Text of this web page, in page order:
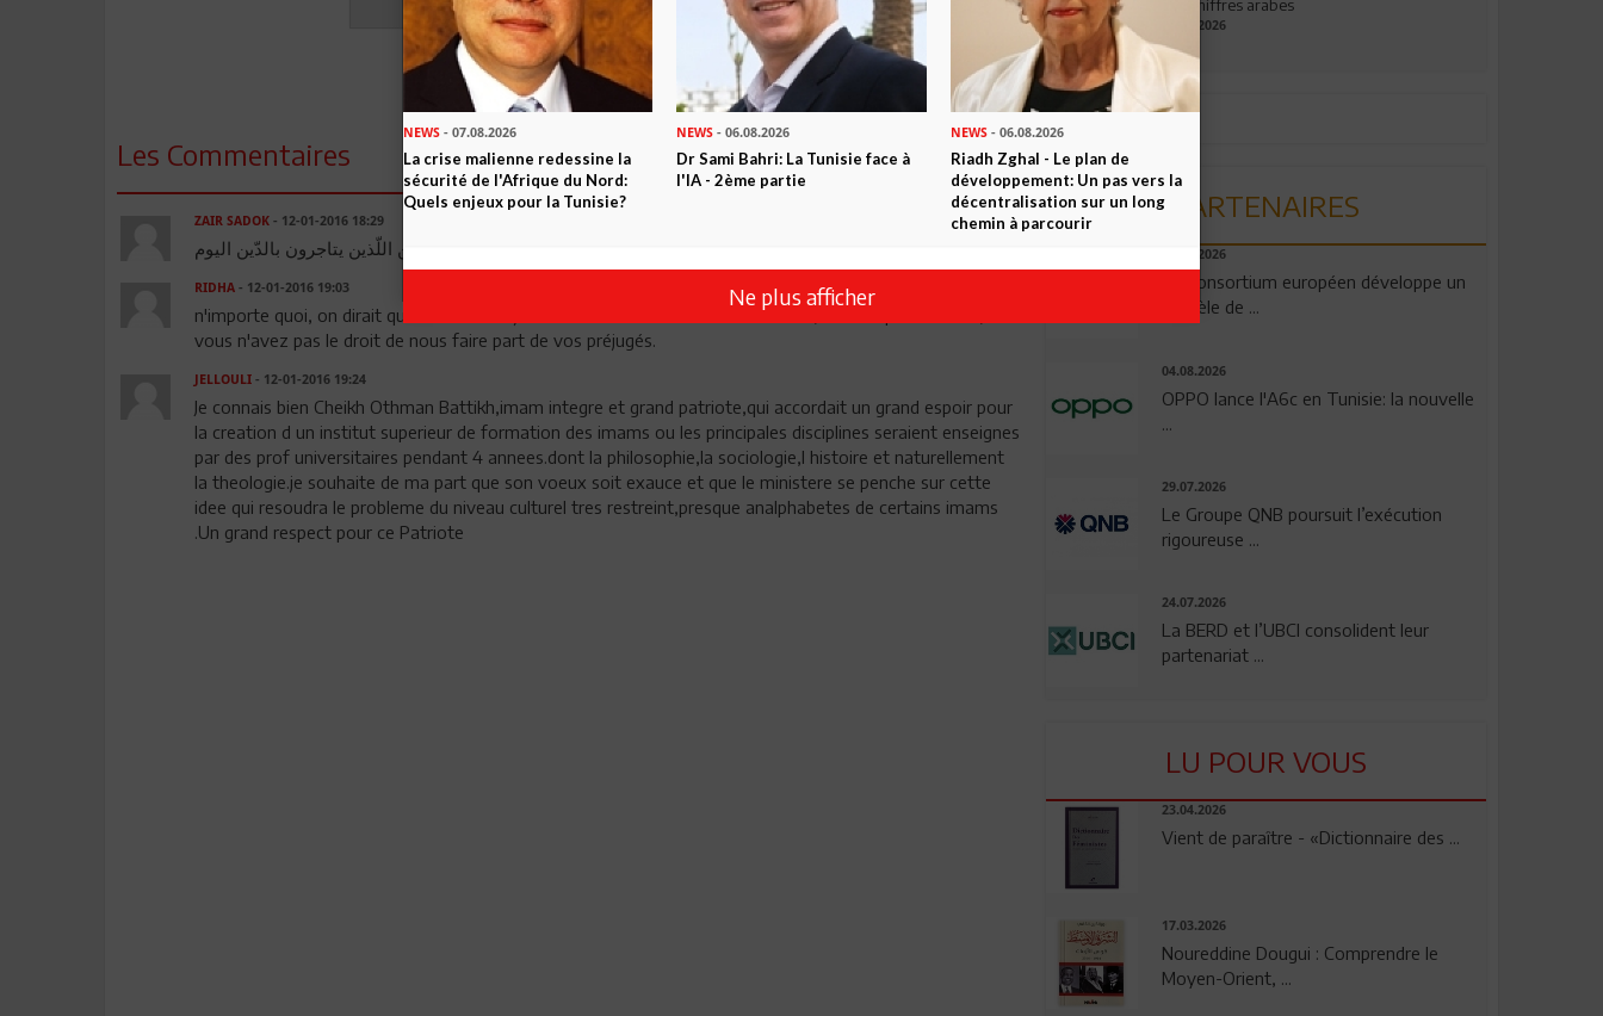
Envoyer
Les Commentaires
ZAIR SADOK- 12-01-2016 18:29
أشرف شخص عرفته في حياتي :سيرة... تربية ...أخلاق....خلق.شتّان بينه وبين المنا فقين اللّذين يتاجرون بالدّين اليوم
RIDHA- 12-01-2016 19:03
n'importe quoi, on dirait que cela vous réjouit d'attiser le feu entre les tunisiens, vous dépasser l'info,
vous n'avez pas le droit de nous faire part de vos préjugés.
JELLOULI- 12-01-2016 19:24
Je connais bien Cheikh Othman Battikh,imam integre et grand patriote,qui accordait un grand espoir pour
la creation d un institut superieur de formation des imams ou les principales disciplines seraient enseignes
par des prof universitaires pendant 4 annees.dont la philosophie,la sociologie,l histoire et naturellement
la theologie.je souhaite de ma part que son voeux soit exauce et que le ministere se penche sur cette
idee qui resoudra le probleme du niveau culturel tres restreint,presque analphabetes de certains imams
.Un grand respect pour ce Patriote
aux chiffres arabes
09.07.2026
PARTENAIRES
06.08.2026
Un consortium européen développe un
modèle de ...
04.08.2026
OPPO lance l'A6c en Tunisie: la nouvelle
29.07.2026
Le Groupe QNB poursuit l’exécution
rigoureuse ...
24.07.2026
La BERD et l’UBCI consolident leur
partenariat ...
LU POUR VOUS
23.04.2026
Vient de paraître - «Dictionnaire des ...
17.03.2026
Noureddine Dougui : Comprendre le
Moyen-Orient, ...
NEWS - 07.08.2026
La crise malienne redessine la
sécurité de l'Afrique du Nord:
Quels enjeux pour la Tunisie?
NEWS - 06.08.2026
Dr Sami Bahri: La Tunisie face à
l'IA - 2ème partie
NEWS- 06.08.2026
Riadh Zghal - Le plan de
développement: Un pas vers la
décentralisation sur un long
chemin à parcourir
Ne plus afficher